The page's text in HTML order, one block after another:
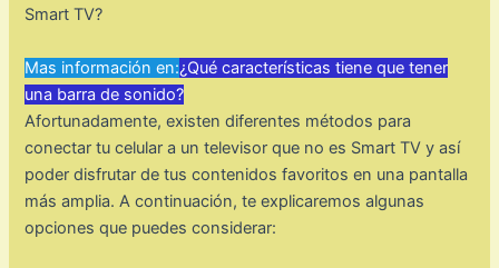
Smart TV?
Mas información en:¿Qué características tiene que tener
una barra de sonido?
Afortunadamente, existen diferentes métodos para
conectar tu celular a un televisor que no es Smart TV y así
poder disfrutar de tus contenidos favoritos en una pantalla
más amplia. A continuación, te explicaremos algunas
opciones que puedes considerar: